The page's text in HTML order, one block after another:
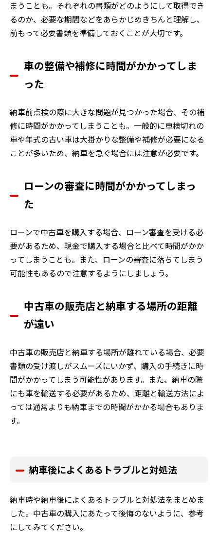
まうことも。それぞれの書類がどのようにして取得でき
るのか、必要な期間などをあらかじめきちんと理解し、
前もって必要書類を準備しておくことが大切です。
車の整備や補修に時間がかかってしま
った
納車前点検の際に大きな問題が見つかった場合、その補
修に時間がかかってしまうことも。一般的に車検切れの
車や年式の古い車は大掛かりな整備や補修が必要になる
ことが多いため、納車を急ぐ場合には注意が必要です。
ローンの審査に時間がかかってしまっ
た
ローンで中古車を購入する場合、ローン審査を受ける必
要があるため、現金で購入する場合と比べて時間がかか
ってしまうことも。また、ローンの審査に落ちてしまう
可能性もあるので注意するようにしましょう。
中古車の販売店と納車する場所の距離
が遠い
中古車の販売店と納車する場所が離れている場合、必要
書類の受け渡しがスムーズにいかず、購入の手続きに時
間がかかってしまう可能性があります。また、納車の際
にも車を輸送する必要があるため、距離と輸送方法によ
っては通常よりも納車までの時間がかかる場合もありま
す。
納車後によくあるトラブルと対処法
納車時や納車後によくあるトラブルと対処法をまとめま
した。中古車の購入にあたって後悔のないように、参考
にしてみてください。